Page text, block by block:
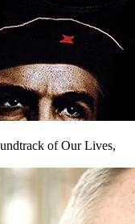
of Our Lives,